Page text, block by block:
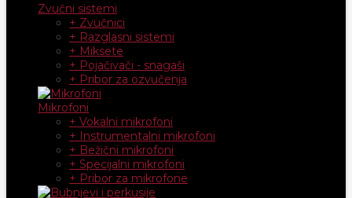
Zvučni sistemi
+ Zvučnici
+ Razglasni sistemi
+ Miksete
+ Pojačivači - snagaši
+ Pribor za ozvučenja
Mikrofoni
+ Vokalni mikrofoni
+ Instrumentalni mikrofoni
+ Bežični mikrofoni
+ Specijalni mikrofoni
+ Pribor za mikrofone